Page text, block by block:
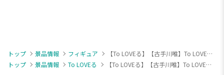
トップ 景品情報 フィギュア
【To LOVEる】【古手川唯】To LOVEる-とらぶる-ダークネス Aqua Float Girls フィギュア 古手川唯
トップ
景品情報 To LOVEる 【To LOVEる】【古手川唯】To LOVEる-とらぶる-ダークネス Aqua Float Girls フィギュア 古手川唯